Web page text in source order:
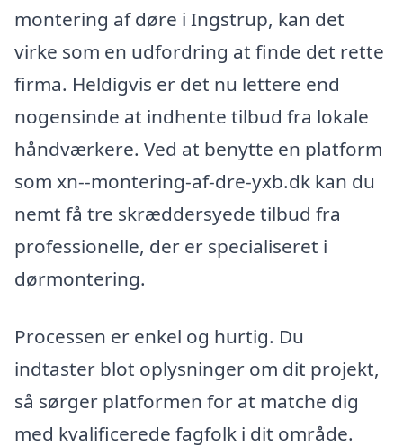
montering af døre i Ingstrup, kan det
virke som en udfordring at finde det rette
firma. Heldigvis er det nu lettere end
nogensinde at indhente tilbud fra lokale
håndværkere. Ved at benytte en platform
som xn--montering-af-dre-yxb.dk kan du
nemt få tre skræddersyede tilbud fra
professionelle, der er specialiseret i
dørmontering.
Processen er enkel og hurtig. Du
indtaster blot oplysninger om dit projekt,
så sørger platformen for at matche dig
med kvalificerede fagfolk i dit område.